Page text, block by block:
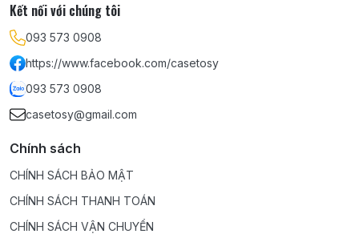
Kết nối với chúng tôi
093 573 0908
https://www.facebook.com/casetosy
093 573 0908
casetosy@gmail.com
Chính sách
CHÍNH SÁCH BẢO MẬT
CHÍNH SÁCH THANH TOÁN
CHÍNH SÁCH VẬN CHUYỂN